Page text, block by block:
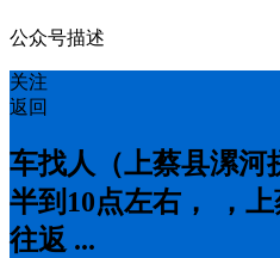
公众号描述
关注
返回
车找人（上蔡县漯河
半到10点左右， ，
往返 ...